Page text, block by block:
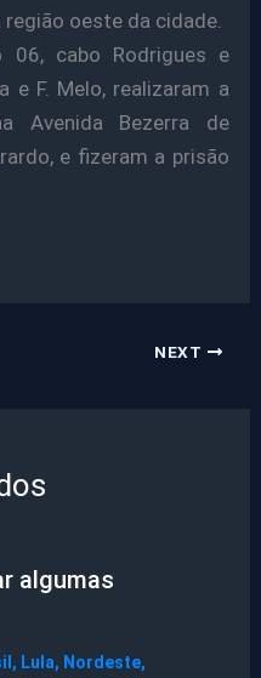
oeste da cidade.
06, cabo Rodrigues e
e F. Melo, realizaram a
Avenida Bezerra de
e fizeram a prisão
NEXT
algumas
, Lula, Nordeste,